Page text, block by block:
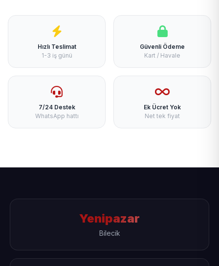
Hızlı Teslimat
1-3 iş günü
Güvenli Ödeme
Kart / Havale
7/24 Destek
WhatsApp hattı
Ek Ücret Yok
Net tek fiyat
Yenipazar
Bilecik